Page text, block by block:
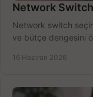
Network
Network switch
ve bütçe dengesini
16 Haziran 2026